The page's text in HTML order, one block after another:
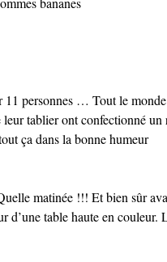
11 personnes … Tout le monde
tablier ont confectionné un
ça dans la bonne humeur
matinée !!! Et bien sûr
d’une table haute en couleur.